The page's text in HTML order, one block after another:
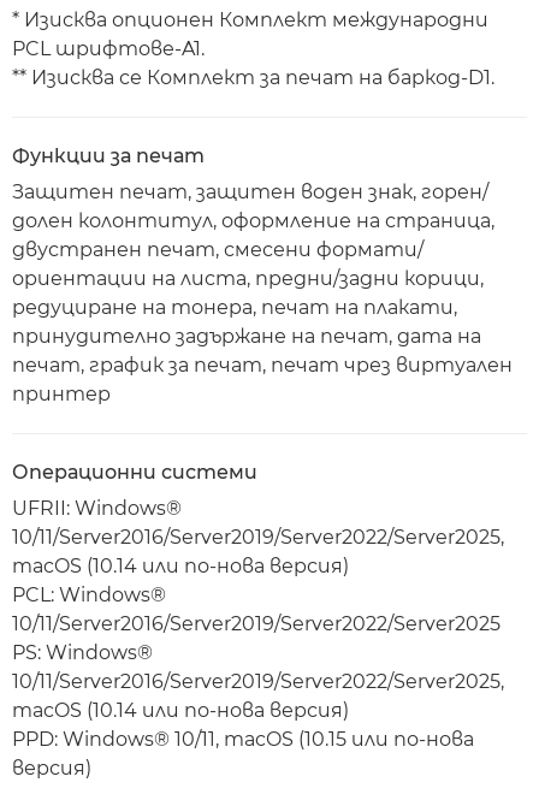
* Изисква опционен Комплект международни
PCL шрифтове-A1.
** Изисква се Комплект за печат на баркод-D1.
Функции за печат
Защитен печат, защитен воден знак, горен/
долен колонтитул, оформление на страница,
двустранен печат, смесени формати/
ориентации на листа, предни/задни корици,
редуциране на тонера, печат на плакати,
принудително задържане на печат, дата на
печат, график за печат, печат чрез виртуален
принтер
Операционни системи
UFRII: Windows®
10/11/Server2016/Server2019/Server2022/Server2025,
macOS (10.14 или по-нова версия)
PCL: Windows®
10/11/Server2016/Server2019/Server2022/Server2025
PS: Windows®
10/11/Server2016/Server2019/Server2022/Server2025,
macOS (10.14 или по-нова версия)
PPD: Windows® 10/11, macOS (10.15 или по-нова
версия)